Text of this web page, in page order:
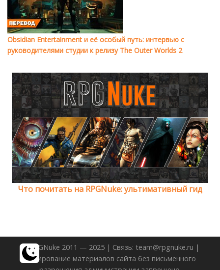
Obsidian Entertainment и её особый путь: интервью с
руководителями студии к релизу The Outer Worlds 2
Что почитать на RPGNuke: ультимативный гид
© RPGNuke 2011 — 2025 | Связь: team@rpgnuke.ru |
Копирование материалов сайта без письменного